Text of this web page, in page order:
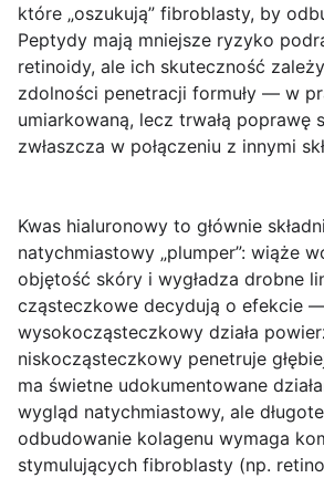
które „oszukują” fibroblasty, by
Peptydy mają mniejsze ryzyko
retinoidy, ale ich skuteczność
zdolności penetracji formuły — w
umiarkowaną, lecz trwałą poprawę
zwłaszcza w połączeniu z innymi
Kwas hialuronowy to głównie
natychmiastowy „plumper”: wiąże
objętość skóry i wygładza drobne
cząsteczkowe decydują o efekcie
wysokocząsteczkowy działa
niskocząsteczkowy penetruje
ma świetne udokumentowane
wygląd natychmiastowy, ale
odbudowanie kolagenu wymaga
stymulujących fibroblasty (np.